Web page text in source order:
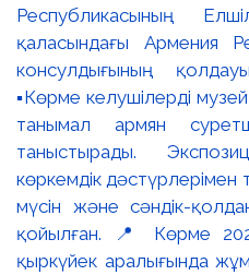
Республикасының
қаласындағы Армения
консулдығының
▪️Көрме келушілерді
танымал армян
таныстырады.
көркемдік дәстүрлерімен
мүсін және сәндік-
қойылған. 📍 Көрме
қыркүйек аралығында